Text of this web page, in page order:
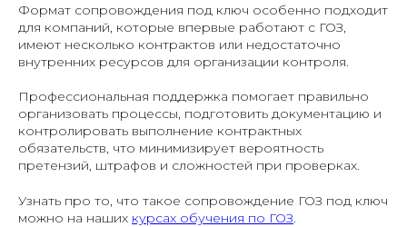
Формат сопровождения под ключ особенно подходит
для компаний, которые впервые работают с ГОЗ,
имеют несколько контрактов или недостаточно
внутренних ресурсов для организации контроля.
Профессиональная поддержка помогает правильно
организовать процессы, подготовить документацию и
контролировать выполнение контрактных
обязательств, что минимизирует вероятность
претензий, штрафов и сложностей при проверках.
Узнать про то, что такое сопровождение ГОЗ под ключ
можно на наших курсах обучения по ГОЗ